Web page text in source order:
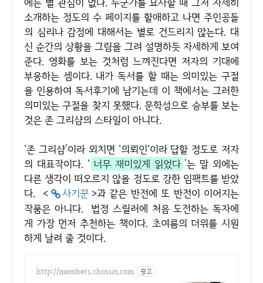
소개하는 정도의 수 페이지를 할애하고 나면 주인공들
의 심리나 감정에 대해서는 별로 건드리지 않는다. 대
신 순간의 상황을 그림을 그려 설명하듯 자세하게 보여
준다. 영화를 보는 것처럼 느껴진다면 저자의 기대에
부응하는 셈이다. 내가 독서를 할 때는 의미있는 구절
을 인용하여 독서후기에 남기는데 이 책에서는 그러한
의미있는 구절을 찾지 못했다. 문학성으로 승부를 보는
것은 존 그리샴의 스타일이 아니다.
‘존 그리샴’이라 외치면 ‘의뢰인'이라 답할 정도로 저자
의 대표작이다. ‘ 너무 재미있게 읽었다 ’는 말 외에는
다른 생각이 떠오르지 않을 정도로 강한 임팩트를 받았
다. <
사기꾼 >과 같은 반전에 또 반전이 이어지는
작품은 아니다. 법정 스릴러에 처음 도전하는 독자에
게 가장 먼저 추천하는 책이다. 초여름의 더위를 시원
하게 날려 줄 것이다.
http://members.chosun.com 광고